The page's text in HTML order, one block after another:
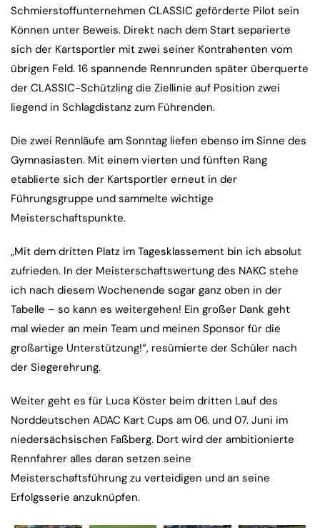
Schmierstoffunternehmen CLASSIC geförderte Pilot sein
Können unter Beweis. Direkt nach dem Start separierte
sich der Kartsportler mit zwei seiner Kontrahenten vom
übrigen Feld. 16 spannende Rennrunden später überquerte
der CLASSIC-Schützling die Ziellinie auf Position zwei
liegend in Schlagdistanz zum Führenden.
Die zwei Rennläufe am Sonntag liefen ebenso im Sinne des
Gymnasiasten. Mit einem vierten und fünften Rang
etablierte sich der Kartsportler erneut in der
Führungsgruppe und sammelte wichtige
Meisterschaftspunkte.
„Mit dem dritten Platz im Tagesklassement bin ich absolut
zufrieden. In der Meisterschaftswertung des NAKC stehe
ich nach diesem Wochenende sogar ganz oben in der
Tabelle – so kann es weitergehen! Ein großer Dank geht
mal wieder an mein Team und meinen Sponsor für die
großartige Unterstützung!“, resümierte der Schüler nach
der Siegerehrung.
Weiter geht es für Luca Köster beim dritten Lauf des
Norddeutschen ADAC Kart Cups am 06. und 07. Juni im
niedersächsischen Faßberg. Dort wird der ambitionierte
Rennfahrer alles daran setzen seine
Meisterschaftsführung zu verteidigen und an seine
Erfolgsserie anzuknüpfen.